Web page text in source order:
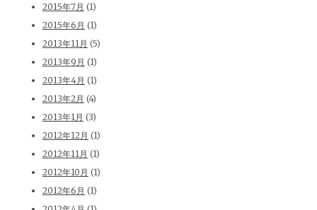
2015年7月 (1)
2015年6月 (1)
2013年11月 (5)
2013年9月 (1)
2013年4月 (1)
2013年2月 (4)
2013年1月 (3)
2012年12月 (1)
2012年11月 (1)
2012年10月 (1)
2012年6月 (1)